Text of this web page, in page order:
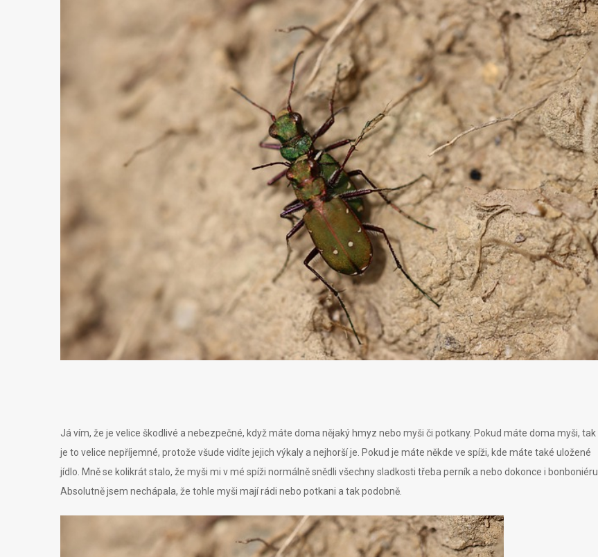
Já vím, že je velice škodlivé a nebezpečné, když máte doma nějaký hmyz nebo myši či potkany. Pokud máte doma myši, tak
je to velice nepříjemné, protože všude vidíte jejich výkaly a nejhorší je. Pokud je máte někde ve spíži, kde máte také uložené
jídlo. Mně se kolikrát stalo, že myši mi v mé spíži normálně snědli všechny sladkosti třeba perník a nebo dokonce i bonboniéru.
Absolutně jsem nechápala, že tohle myši mají rádi nebo potkani a tak podobně.